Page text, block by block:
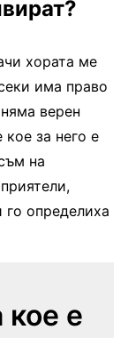
хората ме
има право
верен
за него е
на
определиха
кое е